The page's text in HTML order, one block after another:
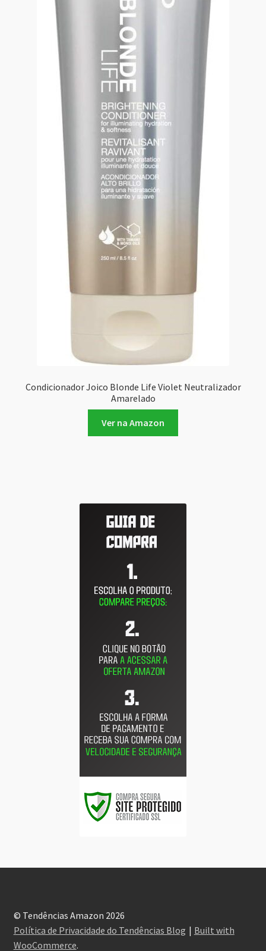
Condicionador Joico Blonde Life Violet Neutralizador
Amarelado
Ver na Amazon
© Tendências Amazon 2026
Política de Privacidade do Tendências Blog
Built with
WooCommerce.